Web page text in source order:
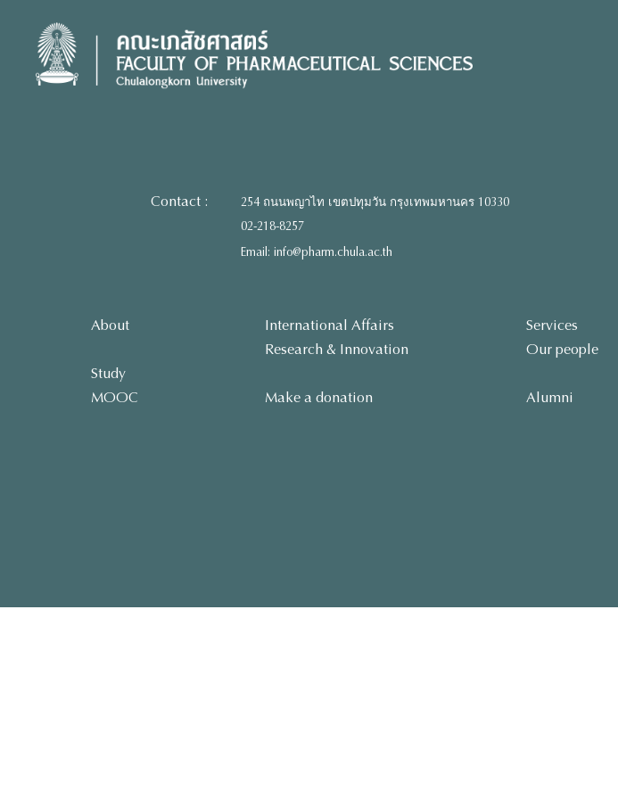
content
Contact :
254 ถนนพญาไท เขตปทุมวัน กรุงเทพมหานคร 10330
02-218-8257
Email: info@pharm.chula.ac.th
About
Study
MOOC
International Affairs
Research & Innovation
Make a donation
Services
Our people
Alumni